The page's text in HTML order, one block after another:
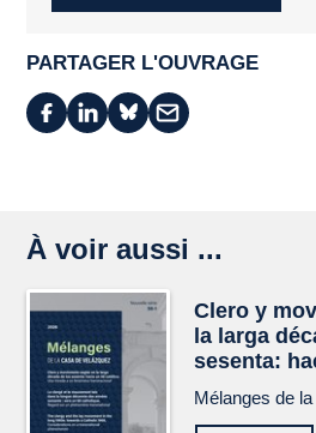
PARTAGER L'OUVRAGE
À voir aussi ...
Clero y
la larga
sesenta:
Mélanges de